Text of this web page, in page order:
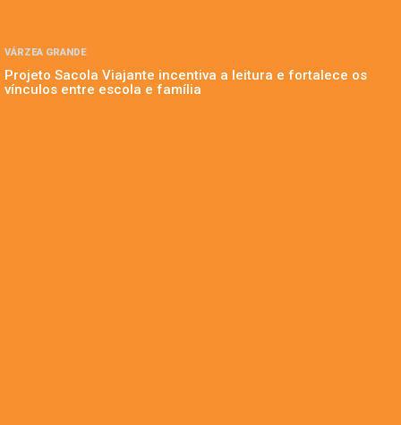
VÁRZEA GRANDE
Projeto Sacola Viajante incentiva a leitura e fortalece os
vínculos entre escola e família